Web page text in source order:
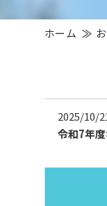
ホーム
2025/10/
令和7年